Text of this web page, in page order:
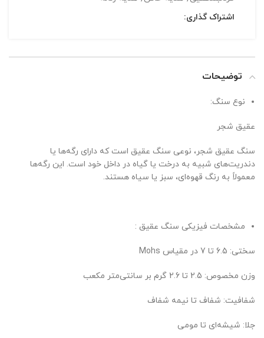
اشتراک گذاری:
توضیحات
نوع سنگ:
عقیق شجر
سنگ عقیق شجر، نوعی سنگ عقیق است که دارای رگه‌ها یا
دندریت‌های شبیه به درخت یا گیاه در داخل خود است. این رگه‌ها
معمولاً به رنگ قهوه‌ای، سبز یا سیاه هستند.
مشخصات فیزیکی سنگ عقیق :
سختی: 6.5 تا 7 در مقیاس Mohs
وزن مخصوص: 2.5 تا 2.6 گرم بر سانتی‌متر مکعب
شفافیت: شفاف تا نیمه شفاف
جلا: شیشه‌ای تا مومی